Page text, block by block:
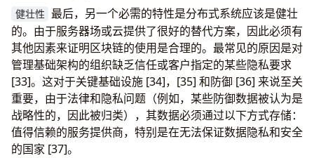
健壮性
最后，另一个必需的特性是分布式系统应该是健壮
的。由于服务器场或云提供了很好的替代方案，因此必须有
其他因素来证明区块链的使用是合理的。最常见的原因是对
管理基础架构的组织缺乏信任或客户指定的某些隐私要求
[33]。这对于关键基础设施 [34]，[35] 和防御 [36] 来说至关
重要，由于法律和隐私问题（例如，某些防御数据被认为是
战略性的，因此被归类），其数据必须通过以下方式存储：
值得信赖的服务提供商，特别是在无法保证数据隐私和安全
的国家 [37]。